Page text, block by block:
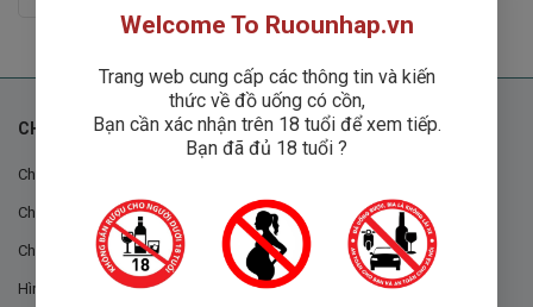
CHÍNH SÁCH
Chính sách chung
Chính sách đổi trả
Chính sách mua hàng
Hình thức thanh toán
Welcome To Ruounhap.vn
Trang web cung cấp các thông tin và kiến
thức về đồ uống có cồn,
Bạn cần xác nhận trên 18 tuổi để xem tiếp.
Bạn đã đủ 18 tuổi ?